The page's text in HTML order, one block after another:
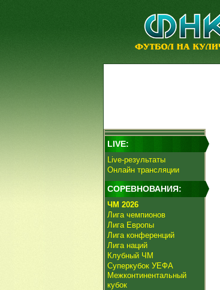
LIVE:
Live-результаты
Онлайн трансляции
СОРЕВНОВАНИЯ:
ЧМ 2026
Лига чемпионов
Лига Европы
Лига конференций
Лига наций
Клубный ЧМ
Суперкубок УЕФА
Межконтинентальный
кубок